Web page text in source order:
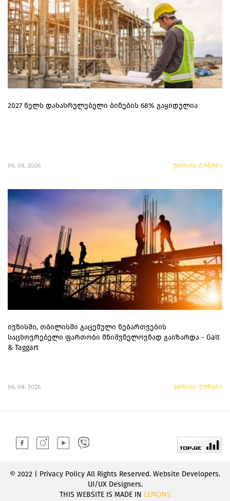
2027 წელს დასასრულებელი ბინების 68% გაყიდულია
06. 08. 2026 უძრავი ქონება
ივნისში, თბილისში გაცემული ნებართვების
საცხოვრებელი ფართობი მნიშვნელოვნად გაიზარდა - Galt
& Taggart
06. 08. 2026 უძრავი ქონება
© 2022 | Privacy Policy All Rights Reserved. Website Developers.
UI/UX Designers.
THIS WEBSITE IS MADE IN LEMONS